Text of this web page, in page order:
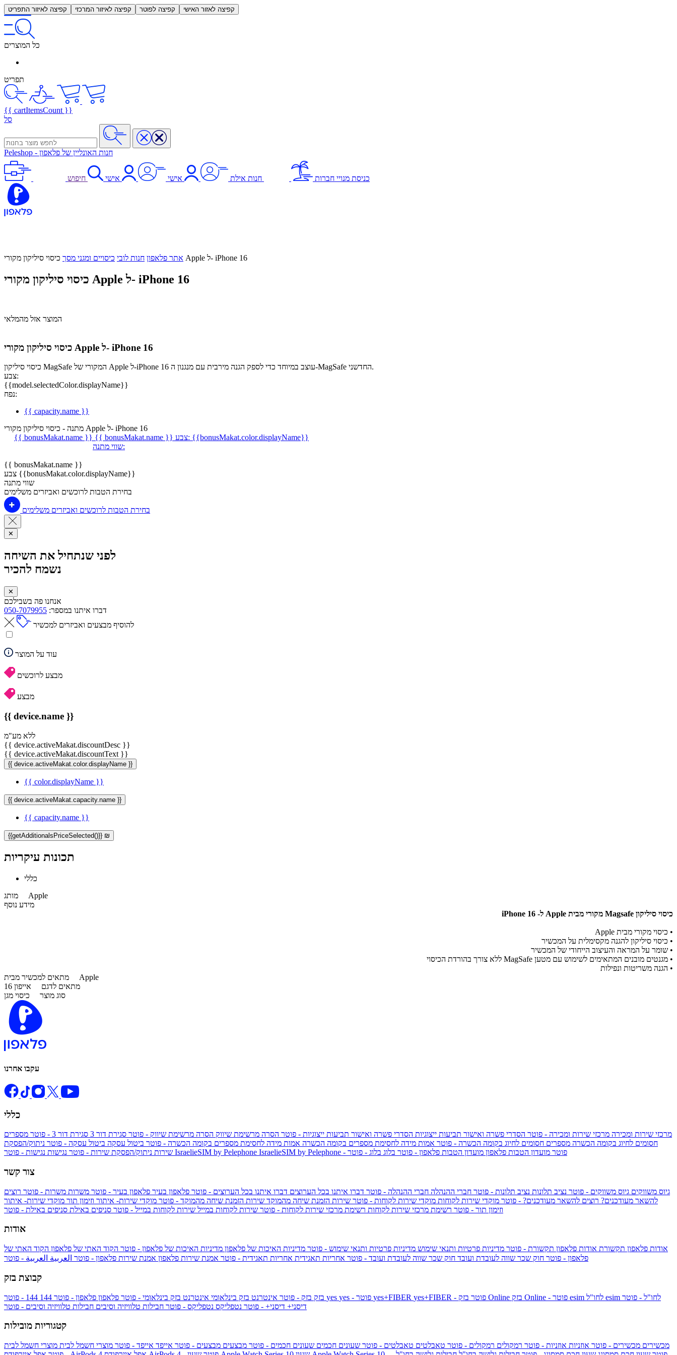
קפיצה לאיזור התפריט קפיצה לאיזור המרכזי קפיצה לפוטר קפיצה לאזור האישי
כל המוצרים
תפריט
{{ cartItemsCount }}
סל
Peleshop - חנות האונליין של פלאפון
כניסת מנויי חברות חנות אילת אישי אישי חיפוש
אתר פלאפון חנות לובי כיסויים ומגני מסך כיסוי סיליקון מקורי Apple ל- iPhone 16
כיסוי סיליקון מקורי Apple ל- iPhone 16
המוצר אזל מהמלאי
כיסוי סיליקון מקורי Apple ל- iPhone 16
כיסוי סיליקון MagSafe המקורי של Apple ל-iPhone 16 עוצב במיוחד כדי לספק הגנה מירבית עם מנגנון ה-MagSafe החדשני.
צבע:
{{model.selectedColor.displayName}}
נפח:
{{ capacity.name }}
מתנה - כיסוי סיליקון מקורי Apple ל- iPhone 16
{{ bonusMakat.name }} {{ bonusMakat.name }} צבע: {{bonusMakat.color.displayName}}
שווי מתנה:
{{ bonusMakat.name }}
צבע {{bonusMakat.color.displayName}}
שווי מתנה
בחירת הטבות לרוכשים ואביזרים משלימים
בחירת הטבות לרוכשים ואביזרים משלימים
✕
לפני שנתחיל את השיחה
נשמח להכיר
✕
אנחנו פה בשבילכם
דברו איתנו במספר: 050-7079955
להוסיף מבצעים ואביזרים למכשיר
עוד על המוצר
מבצע לרוכשים
מבצע
{{ device.name }}
ללא מע"מ
{{ device.activeMakat.discountDesc }}
{{ device.activeMakat.discountText }}
{{ device.activeMakat.color.displayName }}
{{ color.displayName }}
{{ device.activeMakat.capacity.name }}
{{ capacity.name }}
{{getAdditionalsPriceSelected()}} ₪
תכונות עיקריות
כללי
מותג Apple
מידע נוסף
כיסוי סיליקון Magsafe מקורי מבית Apple ל- iPhone 16
• כיסוי מקורי מבית Apple
• כיסוי סיליקון להגנה מקסימלית על המכשיר
• שומר על המראה והעיצוב הייחודי של המכשיר
• מגנטים מובנים המתאימים לשימוש עם מטען MagSafe ללא צורך בהורדת הכיסוי
• הגנה משריטות ונפילות
מתאים למכשיר מבית Apple
מתאים לדגם אייפון 16
סוג מוצר כיסוי מגן
עקבו אחרנו
כללי
מרכזי שירות ומכירה מרכזי שירות ומכירה - פוטר הסדרי פשרה ואישור תביעות ייצוגיות הסדרי פשרה ואישור תביעות ייצוגיות - פוטר הסרה מרשימת שיווק הסרה מרשימת שיווק - פוטר סגירת דור 3 סגירת דור 3 - פוטר
מספרים
חסומים לחיוג בקומה הכשרה מספרים חסומים לחיוג בקומה הכשרה - פוטר אמות מידה לחסימת מספרים בקומה הכשרה אמות מידה לחסימת מספרים בקומה הכשרה - פוטר ביטול עסקה ביטול עסקה - פוטר ניתוק/הפסקת
שירות ניתוק/הפסקת שירות - פוטר נגישות IsraelieSIM by Pelephone IsraelieSIM by Pelephone - פוטר מועדון הטבות פלאפון מועדון הטבות פלאפון - פוטר בלוג בלוג - פוטר
צור קשר
גיוס משווקים גיוס משווקים - פוטר נציב תלונות נציב תלונות - פוטר חברי ההנהלה חברי ההנהלה - פוטר דברו איתנו בכל הערוצים דברו איתנו בכל הערוצים - פוטר פלאפון בעיר פלאפון בעיר - פוטר משרות משרות - פוטר רוצים
להשאר מעודכנים? רוצים להשאר מעודכנים? - פוטר מוקדי שירות לקוחות מוקדי שירות לקוחות - פוטר שירות הזמנת שיחה מהמוקד שירות הזמנת שיחה מהמוקד - פוטר מוקדי שירות- איתור וזימון תור מוקדי שירות- איתור
וזימון תור - פוטר רשימת מרכזי שירות לקוחות רשימת מרכזי שירות לקוחות - פוטר שירות לקוחות במייל שירות לקוחות במייל - פוטר סניפים באילת סניפים באילת - פוטר
אודות
אודות פלאפון תקשורת אודות פלאפון תקשורת - פוטר מדיניות פרטיות ותנאי שימוש מדיניות פרטיות ותנאי שימוש - פוטר מדיניות האיכות של פלאפון מדיניות האיכות של פלאפון - פוטר הקוד האתי של פלאפון הקוד האתי של
פלאפון - פוטר חוק שכר שווה לעובדת ועובד חוק שכר שווה לעובדת ועובד - פוטר אחריות תאגידית אחריות תאגידית - פוטר אמנת שירות פלאפון אמנת שירות פלאפון - פוטר العربية العربية - פוטר
קבוצת בזק
בזק בזק - פוטר אינטרנט בזק בינלאומי אינטרנט בזק בינלאומי - פוטר פלאפון פלאפון - פוטר 144 yes yes+FIBER yes+FIBER - פוטר בזק Online
esim לחו"ל - פוטר
דיסני+ דיסני+ - פוטר נטפליקס נטפליקס - פוטר חבילות טלוויזיה וסיבים חבילות טלוויזיה וסיבים - פוטר
קטגוריות מובילות
מכשירים מכשירים - פוטר אוזניות אוזניות - פוטר רמקולים רמקולים - פוטר טאבלטים טאבלטים - פוטר שעונים חכמים שעונים חכמים - פוטר מבצעים מבצעים - פוטר אייפד אייפד - פוטר מוצרי חשמל לבית מוצרי חשמל לבית